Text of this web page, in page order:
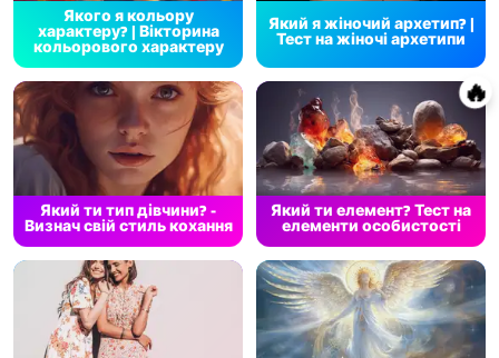
Якого я кольору
характеру? | Вікторина
кольорового характеру
Який я жіночий архетип? |
Тест на жіночі архетипи
Який ти тип дівчини? -
Визнач свій стиль кохання
Який ти елемент? Тест на
елементи особистості
🔥